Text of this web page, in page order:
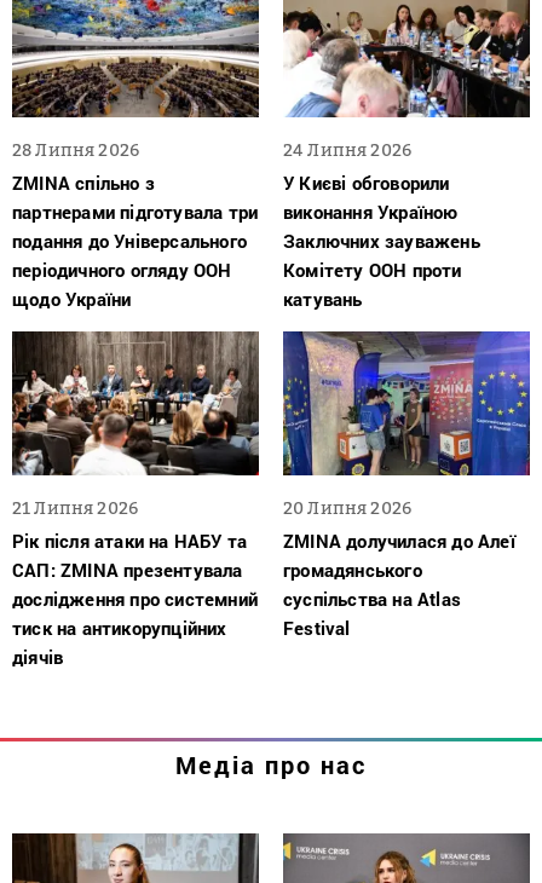
28 Липня 2026
ZMINA спільно з
партнерами підготувала три
подання до Універсального
періодичного огляду ООН
щодо України
24 Липня 2026
У Києві обговорили
виконання Україною
Заключних зауважень
Комітету ООН проти
катувань
21 Липня 2026
Рік після атаки на НАБУ та
САП: ZMINA презентувала
дослідження про системний
тиск на антикорупційних
діячів
20 Липня 2026
ZMINA долучилася до Алеї
громадянського
суспільства на Atlas
Festival
Медіа про нас